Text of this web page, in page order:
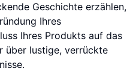
Geschichte erzählen,
Ihres
Ihres Produkts auf das
über lustige, verrückte